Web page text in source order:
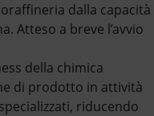
dalla capacità
Atteso a breve l’avvio
della chimica
di prodotto in attività
riducendo